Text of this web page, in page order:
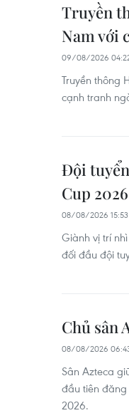
Truyền
Nam với
09/08/2026
Truyền thông
cạnh tranh
Đội
Cup 2026
08/08/2026 15:53
Giành vị trí
đối đầu đội
Chủ sân
08/08/2026
Sân Azteca
đầu tiên
2026.